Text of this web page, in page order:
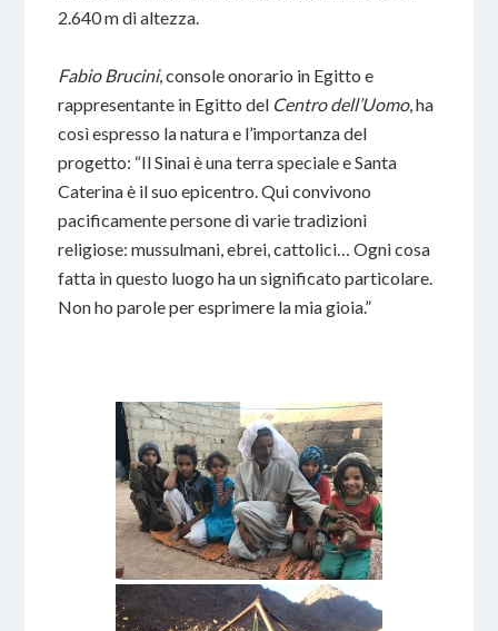
2.640 m di altezza.
Fabio Brucini, console onorario in Egitto e
rappresentante in Egitto del Centro dell’Uomo, ha
così espresso la natura e l’importanza del
progetto: “Il Sinai è una terra speciale e Santa
Caterina è il suo epicentro. Qui convivono
pacificamente persone di varie tradizioni
religiose: mussulmani, ebrei, cattolici… Ogni cosa
fatta in questo luogo ha un significato particolare.
Non ho parole per esprimere la mia gioia.”